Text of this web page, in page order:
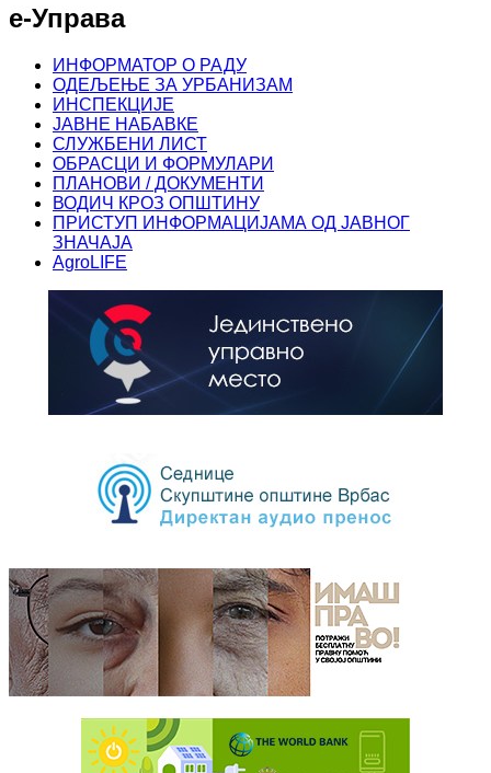
е-Управа
ИНФОРМАТОР О РАДУ
ОДЕЉЕЊЕ ЗА УРБАНИЗАМ
ИНСПЕКЦИЈЕ
ЈАВНЕ НАБАВКЕ
СЛУЖБЕНИ ЛИСТ
ОБРАСЦИ И ФОРМУЛАРИ
ПЛАНОВИ / ДОКУМЕНТИ
ВОДИЧ КРОЗ ОПШТИНУ
ПРИСТУП ИНФОРМАЦИЈАМА ОД ЈАВНОГ
ЗНАЧАЈА
AgroLIFE